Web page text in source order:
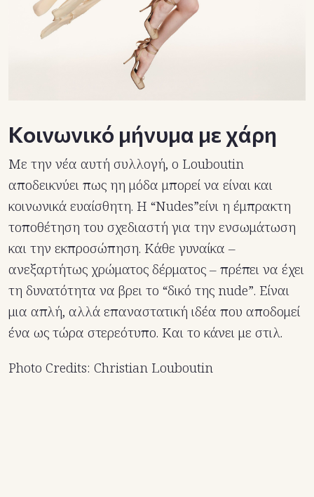
Κοινωνικό μήνυμα με χάρη
Με την νέα αυτή συλλογή, ο Louboutin
αποδεικνύει πως ηη μόδα μπορεί να είναι και
κοινωνικά ευαίσθητη. Η “Nudes”είνι η έμπρακτη
τοποθέτηση του σχεδιαστή για την ενσωμάτωση
και την εκπροσώπηση. Κάθε γυναίκα –
ανεξαρτήτως χρώματος δέρματος – πρέπει να έχει
τη δυνατότητα να βρει το “δικό της nude”. Είναι
μια απλή, αλλά επαναστατική ιδέα που αποδομεί
ένα ως τώρα στερεότυπο. Και το κάνει με στιλ.
Photo Credits: Christian Louboutin